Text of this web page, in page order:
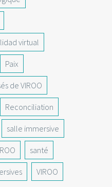
virtual
Paix
de VIROO
Reconciliation
salle immersive
santé
VIROO